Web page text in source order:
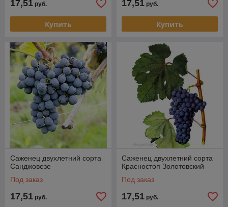
17,51 руб.
Купить
17,51 руб.
Купить
Саженец двухлетний сорта
Санджовезе
Под заказ
17,51 руб.
Саженец двухлетний сорта
Красностоп Золотовский
Под заказ
17,51 руб.